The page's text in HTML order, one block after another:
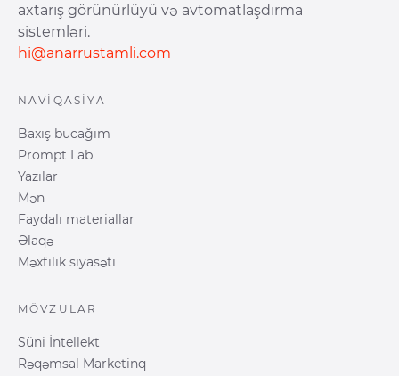
axtarış görünürlüyü və avtomatlaşdırma
sistemləri.
hi@anarrustamli.com
NAVIQASIYA
Baxış bucağım
Prompt Lab
Yazılar
Mən
Faydalı materiallar
Əlaqə
Məxfilik siyasəti
MÖVZULAR
Süni İntellekt
Rəqəmsal Marketinq